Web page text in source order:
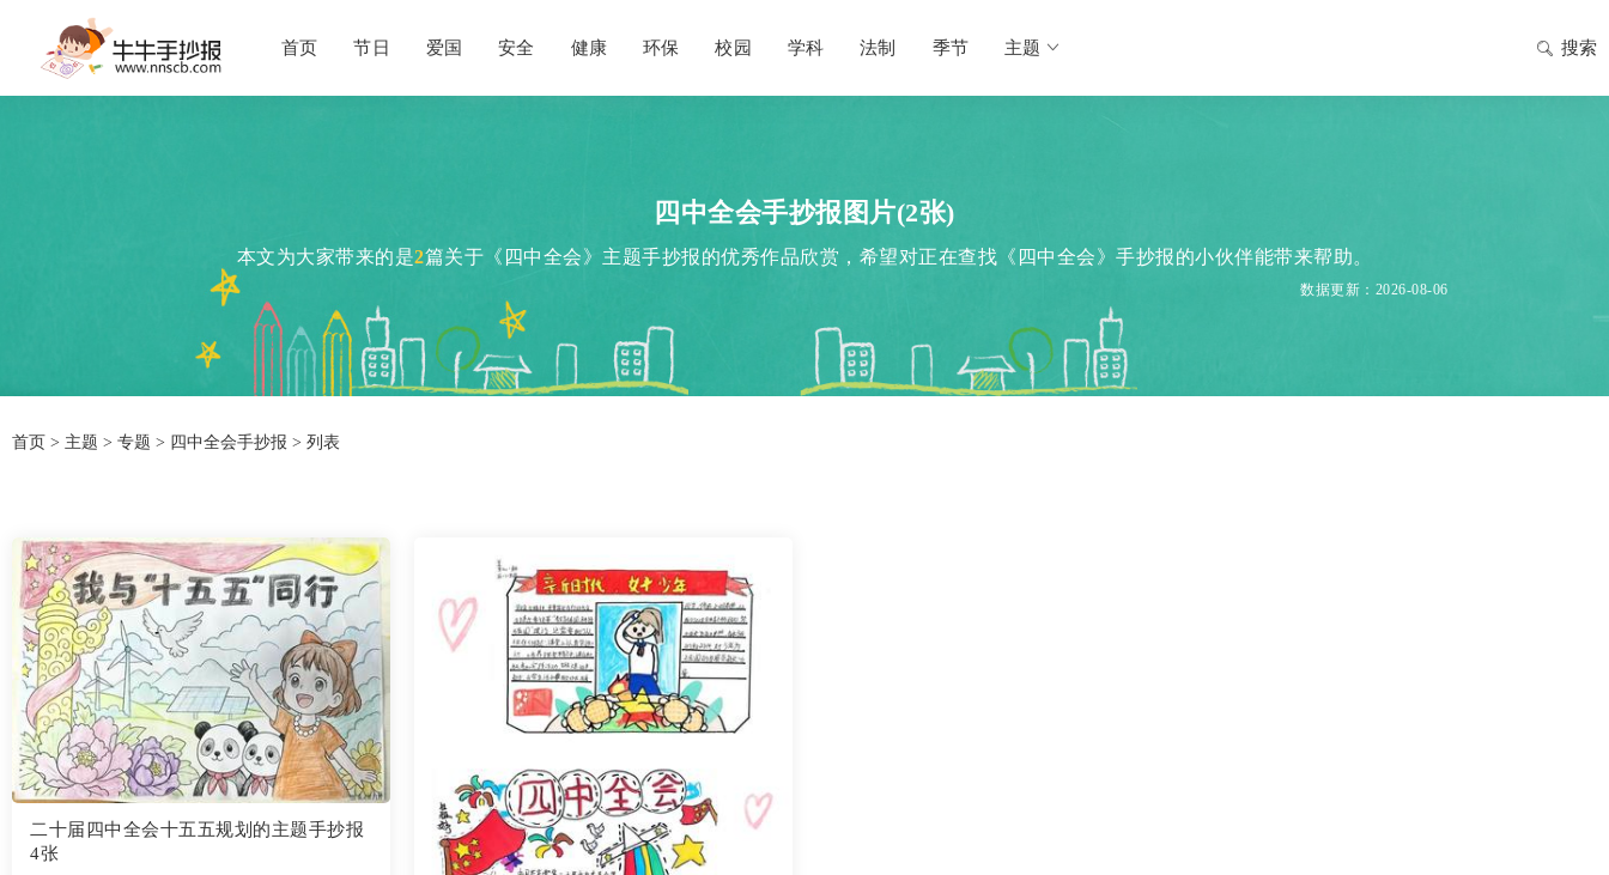
首页 节日 爱国 安全 健康 环保 校园 学科 法制 季节 主题 搜索
四中全会手抄报图片(2张)
本文为大家带来的是2篇关于《四中全会》主题手抄报的优秀作品欣赏，希望对正在查找《四中全会》手抄报的小伙伴能带来帮助。
数据更新：2026-08-06
首页 > 主题 > 专题 > 四中全会手抄报 > 列表
二十届四中全会十五五规划的主题手抄报
4张